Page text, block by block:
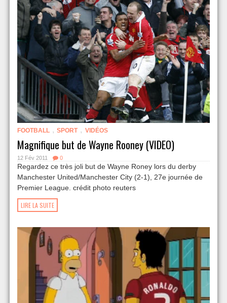
FOOTBALL , SPORT , VIDÉOS
Magnifique but de Wayne Rooney (VIDEO)
12 Fév 2011 0
Regardez ce très joli but de Wayne Roney lors du derby
Manchester United/Manchester City (2-1), 27e journée de
Premier League. crédit photo reuters
LIRE LA SUITE